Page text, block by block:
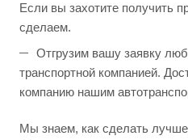
Если вы захотите получить
сделаем.
Отгрузим вашу заявку
транспортной компанией.
компанию нашим
Мы знаем, как сделать